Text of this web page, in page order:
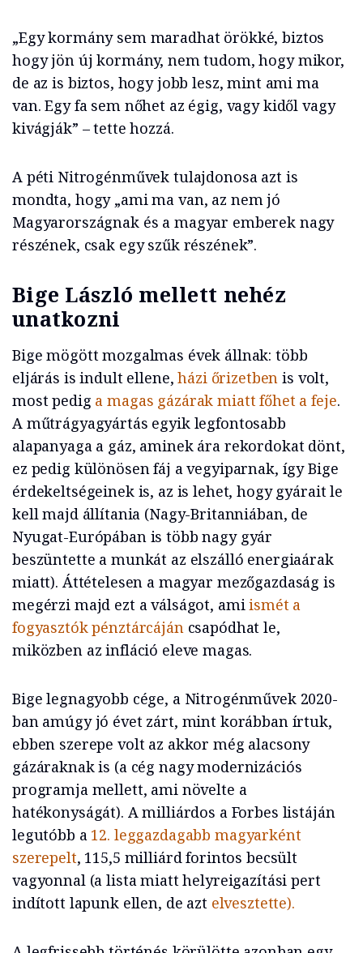
„Egy kormány sem maradhat örökké, biztos
hogy jön új kormány, nem tudom, hogy mikor,
de az is biztos, hogy jobb lesz, mint ami ma
van. Egy fa sem nőhet az égig, vagy kidől vagy
kivágják” – tette hozzá.
A péti Nitrogénművek tulajdonosa azt is
mondta, hogy „ami ma van, az nem jó
Magyarországnak és a magyar emberek nagy
részének, csak egy szűk részének”.
Bige László mellett nehéz
unatkozni
Bige mögött mozgalmas évek állnak: több
eljárás is indult ellene,házi őrizetben is volt,
most pedig a magas gázárak miatt főhet a feje.
A műtrágyagyártás egyik legfontosabb
alapanyaga a gáz, aminek ára rekordokat dönt,
ez pedig különösen fáj a vegyiparnak, így Bige
érdekeltségeinek is, az is lehet, hogy gyárait le
kell majd állítania (Nagy-Britanniában, de
Nyugat-Európában is több nagy gyár
beszüntette a munkát az elszálló energiaárak
miatt). Áttételesen a magyar mezőgazdaság is
megérzi majd ezt a válságot, amiismét a
fogyasztók pénztárcájáncsapódhat le,
miközben az infláció eleve magas.
Bige legnagyobb cége, a Nitrogénművek 2020-
ban amúgy jó évet zárt, mint korábban írtuk,
ebben szerepe volt az akkor még alacsony
gázáraknak is (a cég nagy modernizációs
programja mellett, ami növelte a
hatékonyságát). A milliárdos a Forbes listáján
legutóbb a 12. leggazdagabb magyarként
szerepelt, 115,5 milliárd forintos becsült
vagyonnal (a lista miatt helyreigazítási pert
indított lapunk ellen, de azt elvesztette).